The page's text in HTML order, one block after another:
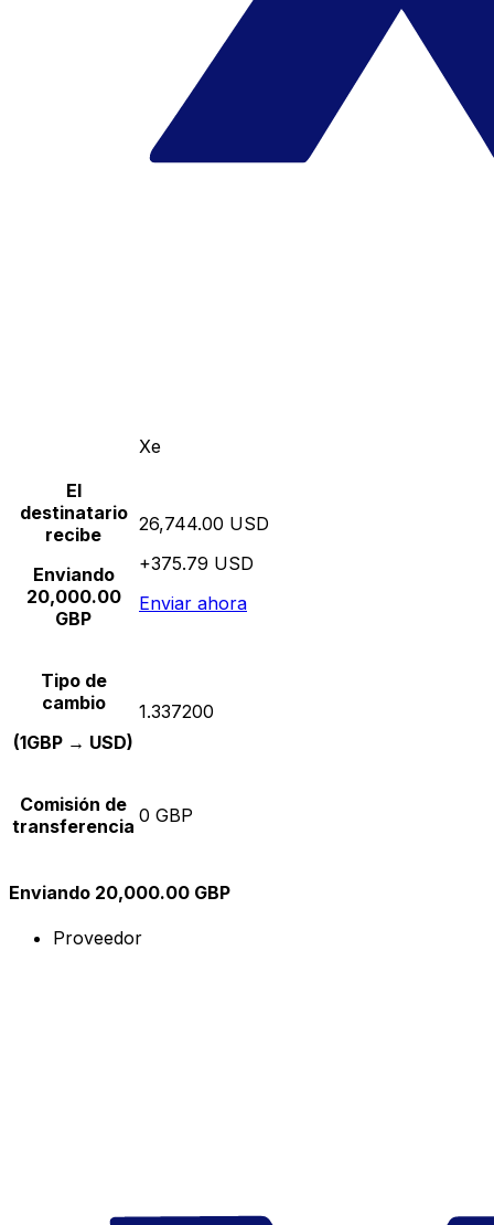
Xe
El
destinatario
recibe
Enviando
20,000.00
GBP
26,744.00 USD
+375.79 USD
Enviar ahora
Tipo de
cambio
(1GBP → USD)
1.337200
Comisión de
transferencia 0 GBP
Enviando 20,000.00 GBP
Proveedor